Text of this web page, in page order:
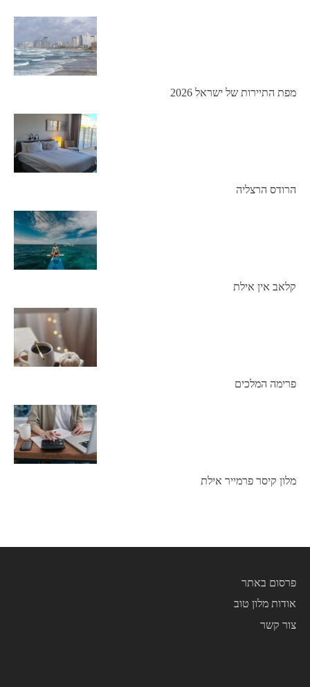
מפת התיירות של ישראל 2026
הרודס הרצליה
קלאב אין אילת
פרימה המלכים
מלון קיסר פרמייר אילת
פרסום באתר
אודות מלון טוב
צור קשר